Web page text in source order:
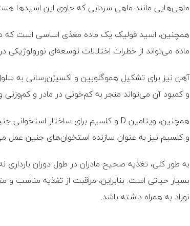
ماهی‌هایی مانند ماهی سردابی که حاوی این اسیدها
همچنین، اسید فولیک یک ماده مغذی اساسی است
ماده می‌تواند از خطرات اختلالات توسعه‌ای
آهن نیز برای تشکیل هموگلوبین و اکسیژن‌رسانی به
و کمبود آن می‌تواند منجر به کم‌خونی در مادر و
و کلسیم نیز به عنوان سازنده استخوان‌های جنین عمل
به طور کلی، تغذیه صحیح مادران در طول دوران بارداری
بسیار حیاتی است. بنابراین، مراقبت از تغذیه مناسب و
نوزاد به همراه داشته باشد.